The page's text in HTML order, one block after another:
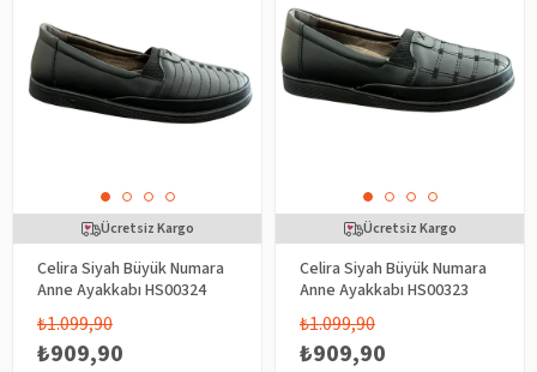
Celira Siyah Büyük Numara
Anne Ayakkabı HS00324
₺909,90
₺1.099,90
Ücretsiz Kargo
Celira Siyah Büyük Numara
Anne Ayakkabı HS00323
₺909,90
₺1.099,90
Ücretsiz Kargo